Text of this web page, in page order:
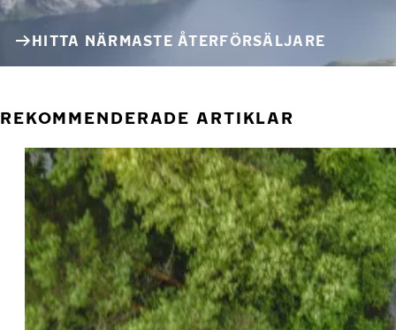
HITTA NÄRMASTE ÅTERFÖRSÄLJARE
REKOMMENDERADE ARTIKLAR